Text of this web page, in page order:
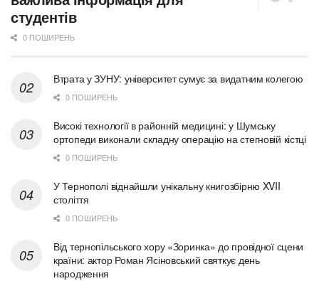
студентів
0 ПОШИРЕНЬ
Втрата у ЗУНУ: університет сумує за видатним колегою
0 ПОШИРЕНЬ
Високі технології в районній медицині: у Шумську
ортопеди виконали складну операцію на стегновій кістці
0 ПОШИРЕНЬ
У Тернополі віднайшли унікальну книгозбірню XVII
століття
0 ПОШИРЕНЬ
Від тернопільського хору «Зоринка» до провідної сцени
країни: актор Роман Ясіновський святкує день
народження